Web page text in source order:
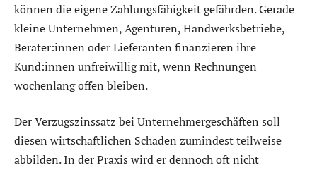
können die eigene Zahlungsfähigkeit gefährden. Gerade
kleine Unternehmen, Agenturen, Handwerksbetriebe,
Berater:innen oder Lieferanten finanzieren ihre
Kund:innen unfreiwillig mit, wenn Rechnungen
wochenlang offen bleiben.
Der Verzugszinssatz bei Unternehmergeschäften soll
diesen wirtschaftlichen Schaden zumindest teilweise
abbilden. In der Praxis wird er dennoch oft nicht